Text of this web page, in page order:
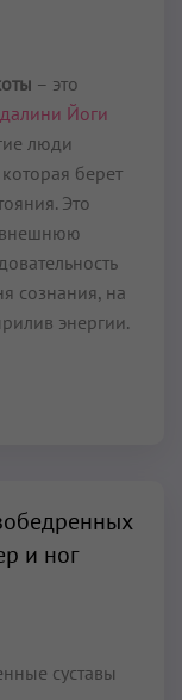
– это
Йоги
люди
берет
Это
внешнюю
сознания, на
энергии.
и ног
суставы